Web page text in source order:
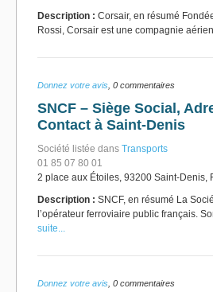
Description : Corsair, en résumé
Rossi, Corsair est une compagnie
Donnez votre avis , 0 commentaires
SNCF – Siège Social,
Contact à Saint-Denis
Société listée dans Transports
01 85 07 80 01
2 place aux Étoiles, 93200 Saint-Denis,
Description : SNCF, en résumé La
l’opérateur ferroviaire public français.
suite...
Donnez votre avis , 0 commentaires